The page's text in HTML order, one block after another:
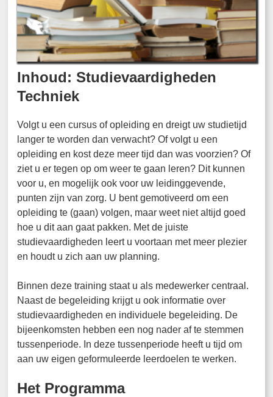
Inhoud: Studievaardigheden
Techniek
Volgt u een cursus of opleiding en dreigt uw studietijd
langer te worden dan verwacht? Of volgt u een
opleiding en kost deze meer tijd dan was voorzien? Of
ziet u er tegen op om weer te gaan leren? Dit kunnen
voor u, en mogelijk ook voor uw leidinggevende,
punten zijn van zorg. U bent gemotiveerd om een
opleiding te (gaan) volgen, maar weet niet altijd goed
hoe u dit aan gaat pakken. Met de juiste
studievaardigheden leert u voortaan met meer plezier
en houdt u zich aan uw planning.
Binnen deze training staat u als medewerker centraal.
Naast de begeleiding krijgt u ook informatie over
studievaardigheden en individuele begeleiding. De
bijeenkomsten hebben een nog nader af te stemmen
tussenperiode. In deze tussenperiode heeft u tijd om
aan uw eigen geformuleerde leerdoelen te werken.
Het Programma